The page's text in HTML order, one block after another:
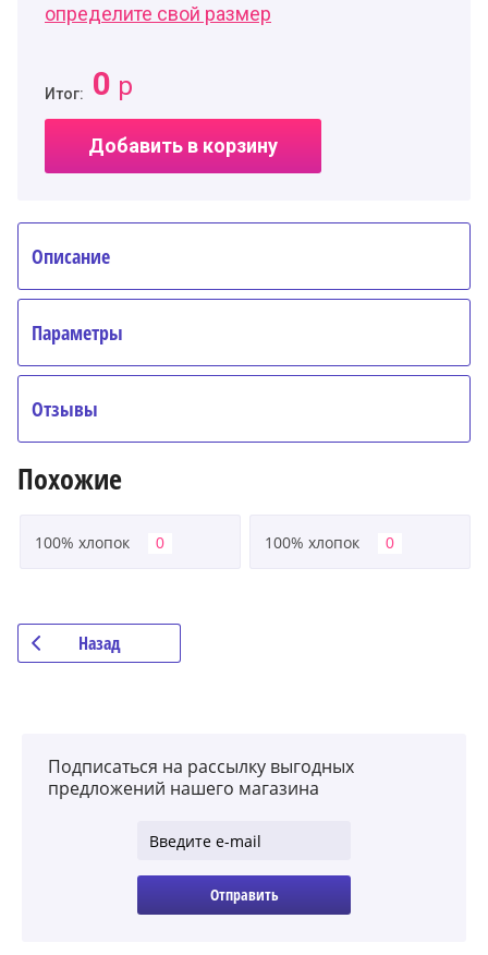
определите свой размер
Итог: 0 р
Добавить в корзину
Описание
Параметры
Отзывы
Похожие
100% хлопок 100% хлопок
Назад
Подписаться на рассылку выгодных
предложений нашего магазина
Отправить